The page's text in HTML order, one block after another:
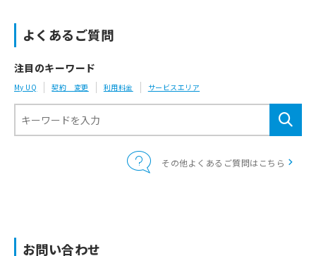
よくあるご質問
注目のキーワード
My UQ 契約 変更 利用料金 サービスエリア
その他よくあるご質問はこちら
お問い合わせ